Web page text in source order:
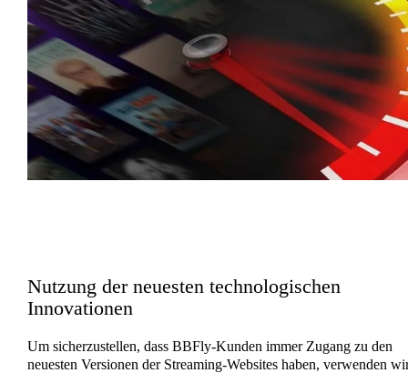
Nutzung der neuesten technologischen
Innovationen
Um sicherzustellen, dass BBFly-Kunden immer Zugang zu den
neuesten Versionen der Streaming-Websites haben, verwenden